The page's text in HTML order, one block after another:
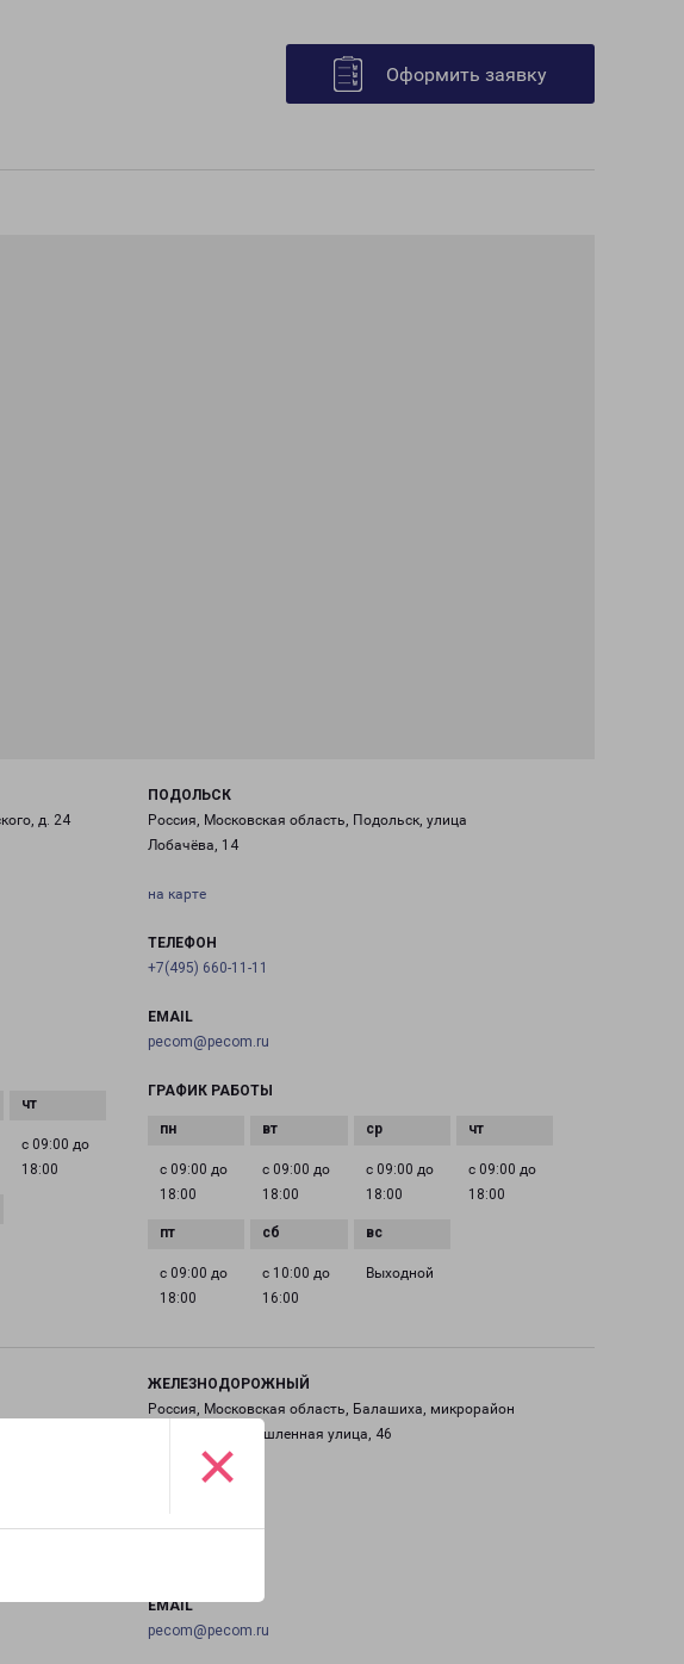
×
Оформить заявку
д. 24
с 09:00 до
18:00
ПОДОЛЬСК
Россия, Московская область, Подольск, улица
Лобачёва, 14
на карте
ТЕЛЕФОН
+7(495) 660-11-11
EMAIL
pecom@pecom.ru
ГРАФИК РАБОТЫ
с 09:00 до
18:00
с 09:00 до
18:00
с 09:00 до
18:00
с 09:00 до
18:00
с 09:00 до
18:00
с 10:00 до
16:00
Выходной
ЖЕЛЕЗНОДОРОЖНЫЙ
Россия, Московская область, Балашиха, микрорайон
Саввино, Промышленная улица, 46
на карте
ТЕЛЕФОН
EMAIL
pecom@pecom.ru